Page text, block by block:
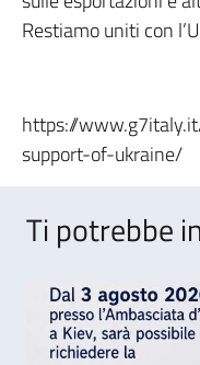
Restiamo uniti con
https://
support-of-ukraine/
Ti potrebbe